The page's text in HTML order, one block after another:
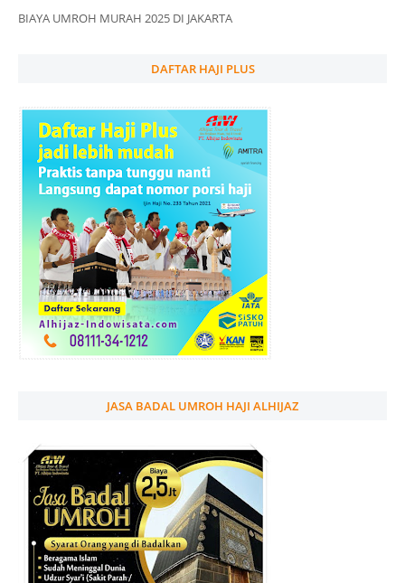
BIAYA UMROH MURAH 2025 DI JAKARTA
DAFTAR HAJI PLUS
JASA BADAL UMROH HAJI ALHIJAZ